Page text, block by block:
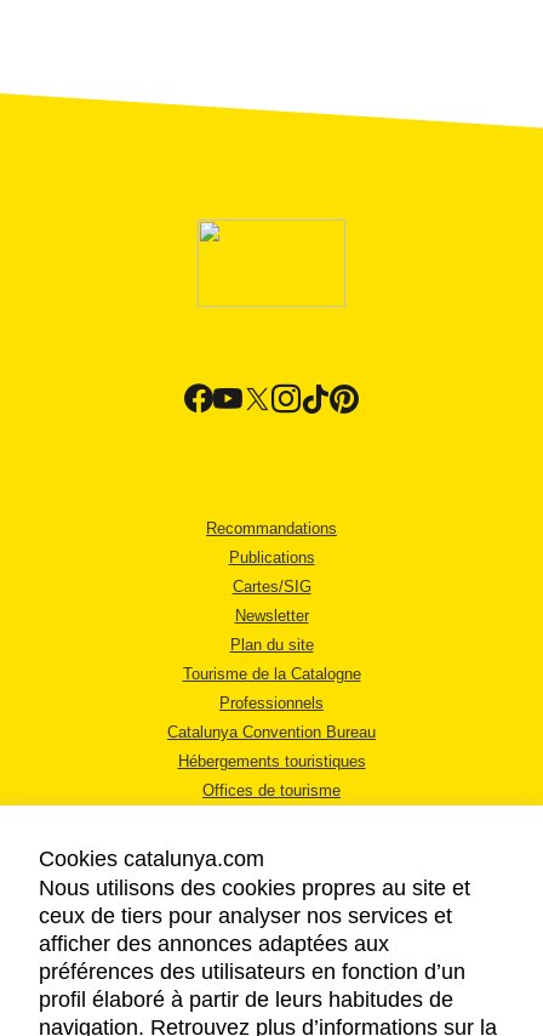
Recommandations
Publications
Cartes/SIG
Newsletter
Plan du site
Tourisme de la Catalogne
Professionnels
Catalunya Convention Bureau
Hébergements touristiques
Offices de tourisme
MENTIONS LÉGALES
RÈGLES DE CONFIDENTIALITÉ
COOKIES
Cookies catalunya.com
Nous utilisons des cookies propres au site et
ceux de tiers pour analyser nos services et
afficher des annonces adaptées aux
préférences des utilisateurs en fonction d’un
profil élaboré à partir de leurs habitudes de
navigation. Retrouvez plus d’informations sur la